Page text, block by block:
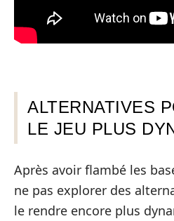
ALTERNATIVES
LE JEU PLUS
Après avoir flambé les
ne pas explorer des
le rendre encore plus